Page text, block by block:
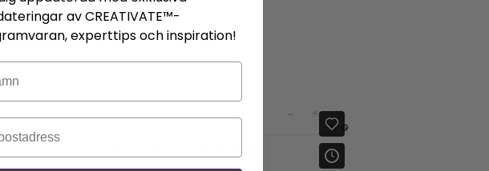
Software).
av CREATIVATE™-
experttips och inspiration!